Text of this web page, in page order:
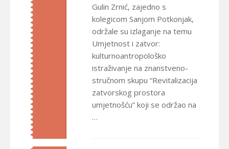
Gulin Zrnić, zajedno s
kolegicom Sanjom Potkonjak,
održale su izlaganje na temu
Umjetnost i zatvor:
kulturnoantropološko
istraživanje na znanstveno-
stručnom skupu “Revitalizacija
zatvorskog prostora
umjetnošću” koji se održao na
…